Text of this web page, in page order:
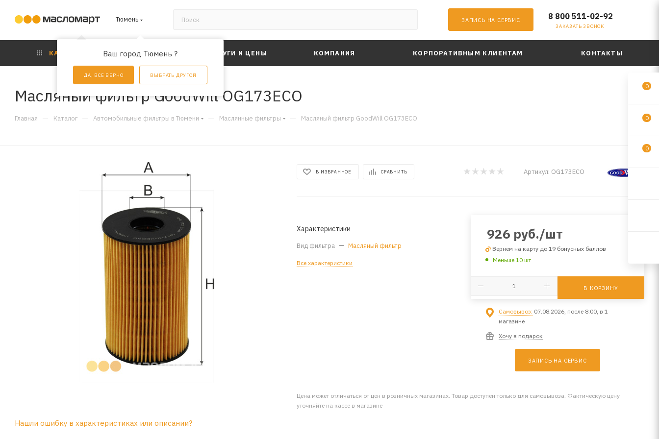
Тюмень
Ваш город Тюмень ?
ДА, ВСЕ ВЕРНО ВЫБРАТЬ ДРУГОЙ
ЗАПИСЬ НА СЕРВИС 8 800 511-02-92
ЗАКАЗАТЬ ЗВОНОК
КАТАЛОГ АКЦИИ УСЛУГИ И ЦЕНЫ КОМПАНИЯ КОРПОРАТИВНЫМ КЛИЕНТАМ КОНТАКТЫ
Масляный фильтр GoodWill OG173ECO
Главная — Каталог — Автомобильные фильтры в Тюмени — Маслянные фильтры — Масляный фильтр GoodWill OG173ECO
В ИЗБРАННОЕ СРАВНИТЬ Артикул: OG173ECO
Характеристики
Вид фильтра — Масляный фильтр
Все характеристики
926 руб./шт
Вернем на карту до 19 бонусных баллов
Меньше 10 шт
В КОРЗИНУ
Самовывоз: 07.08.2026, после 8:00, в 1
магазине
Хочу в подарок
ЗАПИСЬ НА СЕРВИС
Цена может отличаться от цен в розничных магазинах. Товар доступен только для самовывоза. Фактическую цену
уточняйте на кассе в магазине
Нашли ошибку в характеристиках или описании?
0
0
0